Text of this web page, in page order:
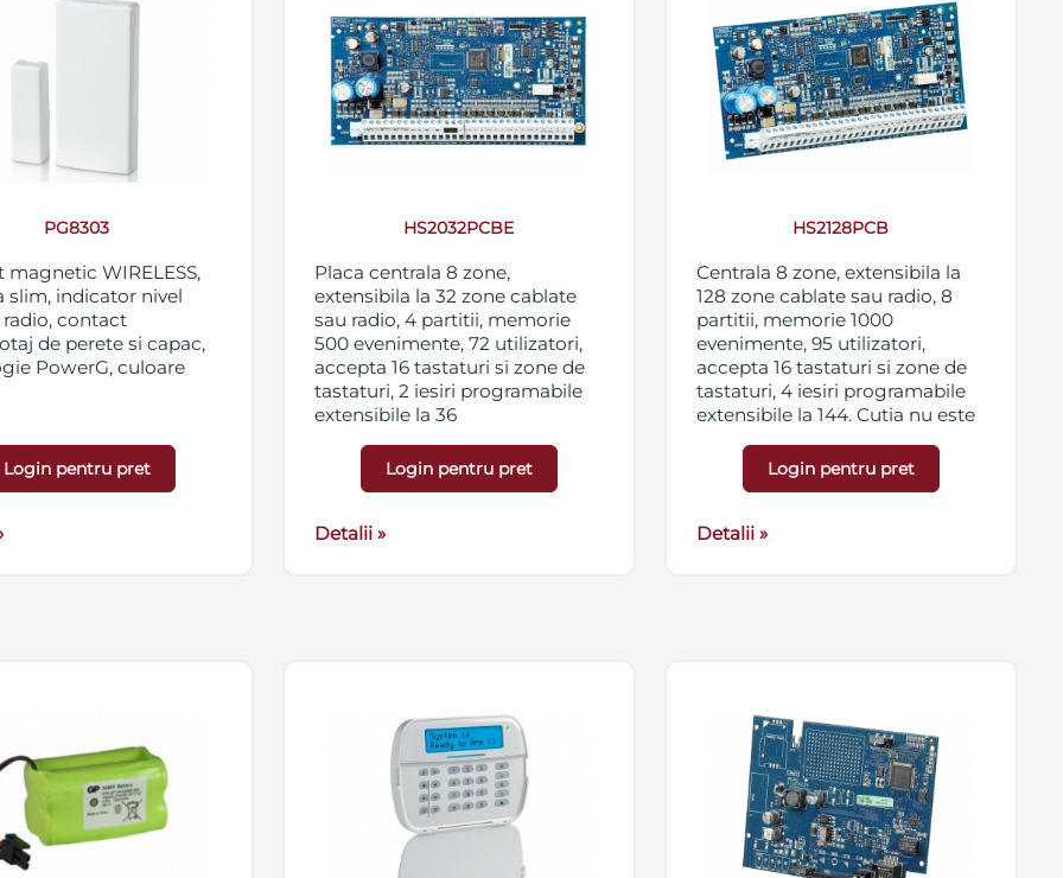
PG8303
magnetic WIRELESS,
slim, indicator nivel
contact
de perete si capac,
PowerG, culoare
Login pentru pret
HS2032PCBE
Placa centrala 8 zone,
extensibila la 32 zone cablate
sau radio, 4 partitii, memorie
500 evenimente, 72 utilizatori,
accepta 16 tastaturi si zone de
tastaturi, 2 iesiri programabile
extensibile la 36
Login pentru pret
Detalii »
HS2128PCB
Centrala 8 zone, extensibila la
128 zone cablate sau radio, 8
partitii, memorie 1000
evenimente, 95 utilizatori,
accepta 16 tastaturi si zone de
tastaturi, 4 iesiri programabile
extensibile la 144. Cutia nu este
Login pentru pret
Detalii »